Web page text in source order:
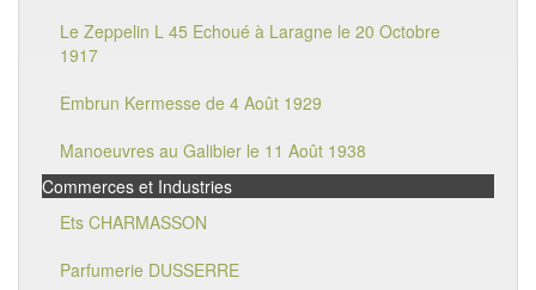
Le Zeppelin L 45 Echoué à Laragne le 20 Octobre
1917
Embrun Kermesse de 4 Août 1929
Manoeuvres au Galibier le 11 Août 1938
Commerces et Industries
Ets CHARMASSON
Parfumerie DUSSERRE